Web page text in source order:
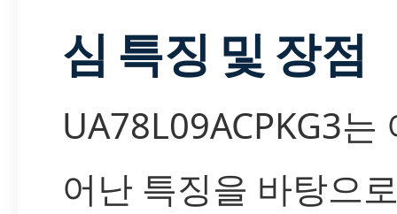
심 특징 및 장점
UA78L09ACPKG3는
어난 특징을 바탕으